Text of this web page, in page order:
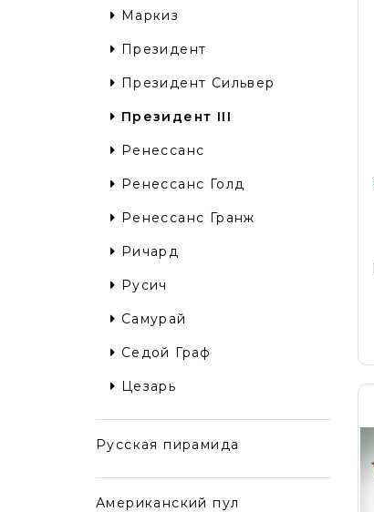
Маркиз
Президент
Президент Cильвер
Президент III
Ренессанс
Ренессанс Голд
Ренессанс Гранж
Ричард
Русич
Самурай
Седой Граф
Цезарь
Русская пирамида
Американский пул